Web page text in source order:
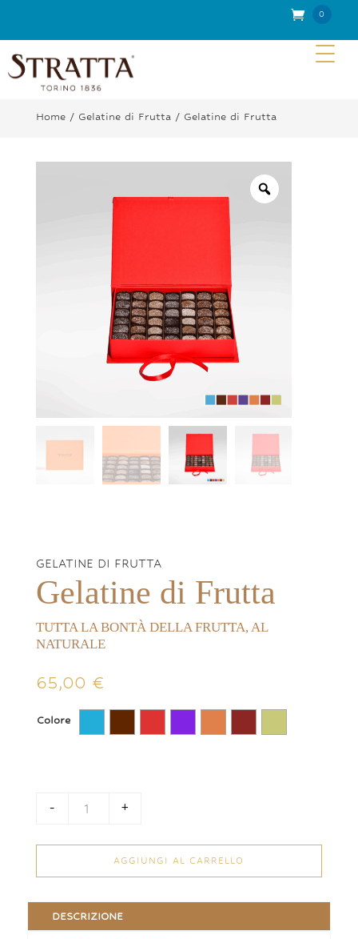
0
enti
Home/ Gelatine di Frutta / Gelatine di Frutta
GELATINE DI FRUTTA
Gelatine di Frutta
TUTTA LA BONTÀ DELLA FRUTTA, AL
NATURALE
65,00 €
Colore
Gelatine di Frutta quantità
- +
AGGIUNGI AL CARRELLO
DESCRIZIONE